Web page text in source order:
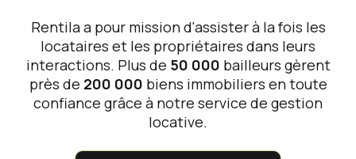
Rentila a pour mission d'assister à la fois les
locataires et les propriétaires dans leurs
interactions. Plus de 50 000 bailleurs gèrent
près de 200 000 biens immobiliers en toute
confiance grâce à notre service de gestion
locative.